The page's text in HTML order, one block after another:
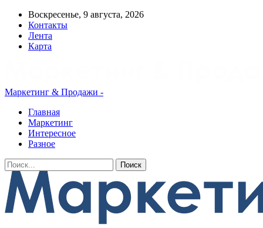
Воскресенье, 9 августа, 2026
Контакты
Лента
Карта
Маркетинг & Продажи -
Главная
Маркетинг
Интересное
Разное